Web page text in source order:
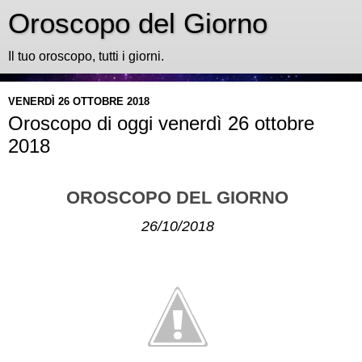
Oroscopo del Giorno
Il tuo oroscopo, tutti i giorni.
VENERDÌ 26 OTTOBRE 2018
Oroscopo di oggi venerdì 26 ottobre
2018
OROSCOPO DEL GIORNO
26/10/2018